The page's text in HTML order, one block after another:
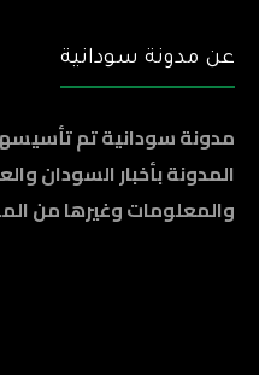
عن مدونة سودانية
المدونة بأخبار السودان
والمعلومات وغيرها من